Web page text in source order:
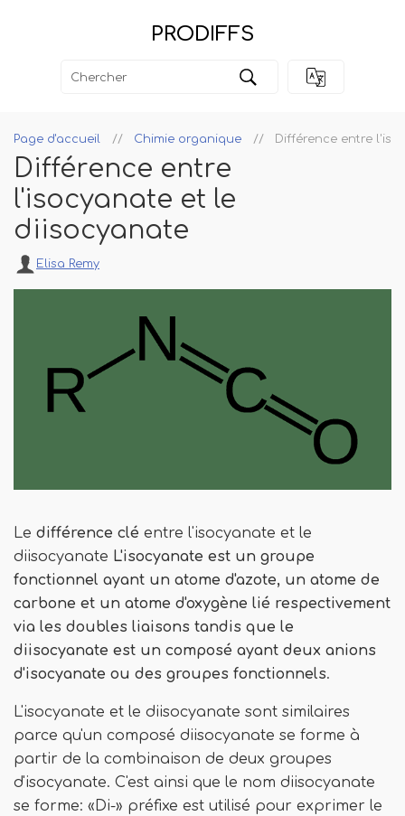
PRODIFFS
Page d'accueil Chimie organique Différence entre
Différence entre
l'isocyanate et le
diisocyanate
Elisa Remy
Le différence clé entre l'isocyanate et le
diisocyanate L'isocyanate est un groupe
fonctionnel ayant un atome d'azote, un atome de
carbone et un atome d'oxygène lié respectivement
via les doubles liaisons tandis que le
diisocyanate est un composé ayant deux anions
d'isocyanate ou des groupes fonctionnels.
L'isocyanate et le diisocyanate sont similaires
parce qu'un composé diisocyanate se forme à
partir de la combinaison de deux groupes
d'isocyanate. C'est ainsi que le nom diisocyanate
se forme: «Di-» préfixe est utilisé pour exprimer le